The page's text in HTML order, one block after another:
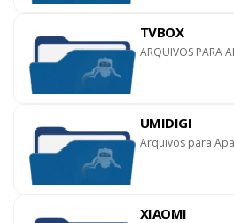
TVBOX
ARQUIVOS PARA
UMIDIGI
Arquivos para
XIAOMI